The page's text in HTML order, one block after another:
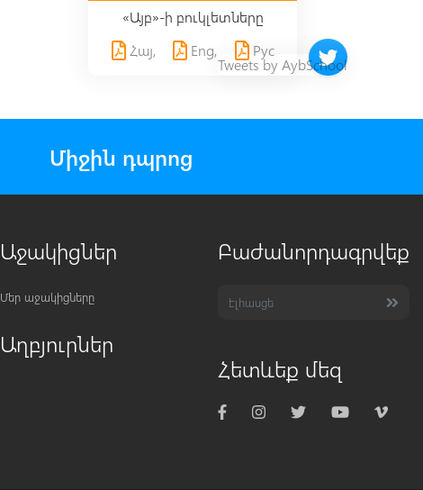
«Այբ»-ի բուկլետները
Հայ,
Eng, Рус Twitter timeline
Tweets by AybSchool
Միջին դպրոց
Աջակիցներ
Մեր աջակիցները
Աղբյուրներ
Բաժանորդագրվեք
Հետևեք մեզ